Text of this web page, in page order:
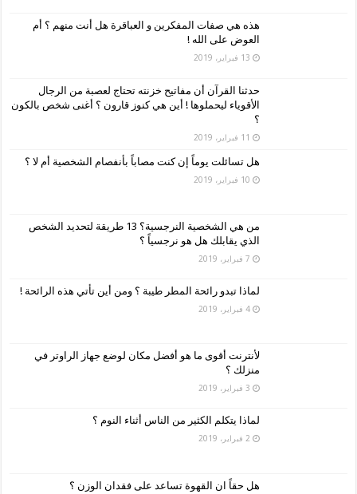
هذه هي صفات المفكرين و العباقرة هل أنت منهم ؟ أم
العوض على الله !
13 فبراير، 2019
حدثنا القرآن أن مفاتيح خزنته تحتاج لعصبة من الرجال
الأقوياء ليحملوها ! أين هي كنوز قارون ؟ أغنى شخص بالكون
؟
11 فبراير، 2019
هل تسائلت يوماً إن كنت مصاباً بأنفصام الشخصية أم لا ؟
10 فبراير، 2019
من هي الشخصية النرجسية؟ 13 طريقة لتحديد الشخص
الذي يقابلك هل هو نرجسياً ؟
7 فبراير، 2019
لماذا تبدو رائحة المطر طيبة ؟ ومن أين تأتي هذه الرائحة !
4 فبراير، 2019
لأنترنت أقوى ما هو أفضل مكان لوضع جهاز الراوتر في
منزلك ؟
3 فبراير، 2019
لماذا يتكلم الكثير من الناس أثناء النوم ؟
2 فبراير، 2019
هل حقاً ان القهوة تساعد على فقدان الوزن ؟